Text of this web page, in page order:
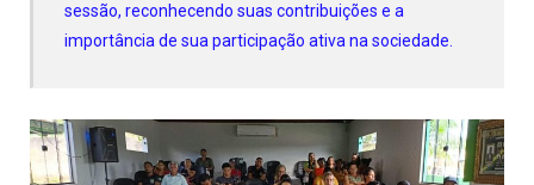
sessão, reconhecendo suas contribuições e a
importância de sua participação ativa na sociedade.